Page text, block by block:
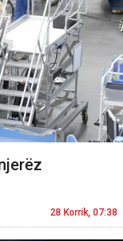
28 Korrik, 07:38